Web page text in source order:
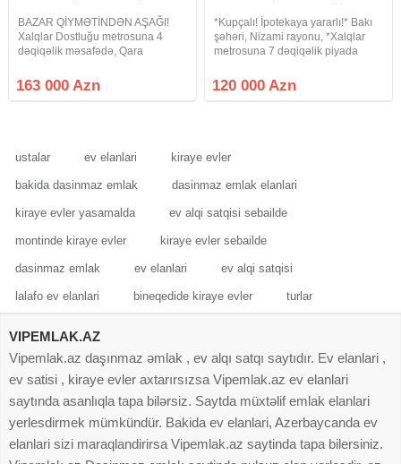
BAZAR QİYMƏTİNDƏN AŞAĞI!
Xalqlar Dostluğu metrosuna 4
dəqiqəlik məsafədə, Qara
Kainat ticarət mərkəzlərinin
yaxınlığında 9 mərtəbəli leninqrad
163 000 Azn
*Kupçalı! İpotekaya yararlı!* Bakı
şəhəri, Nizami rayonu, *Xalqlar
metrosuna 7 dəqiqəlik piyada
binanın 1-ci mərtəbəsində *ümumi
sahəsi 40 kv/m olan 2 otaqlı
120 000 Azn
ustalar ev elanlari kiraye evler
bakida dasinmaz emlak dasinmaz emlak elanlari
kiraye evler yasamalda ev alqi satqisi sebailde
montinde kiraye evler kiraye evler sebailde
dasinmaz emlak ev elanlari ev alqi satqisi
lalafo ev elanlari bineqedide kiraye evler turlar
VIPEMLAK.AZ
Vipemlak.az daşınmaz əmlak , ev alqı satqı saytıdır. Ev elanlari ,
ev satisi , kiraye evler axtarırsızsa Vipemlak.az ev elanlari
saytında asanlıqla tapa bilərsiz. Saytda müxtəlif emlak elanlari
yerlesdirmek mümkündür. Bakida ev elanlari, Azerbaycanda ev
elanlari sizi maraqlandirirsa Vipemlak.az saytinda tapa bilersiniz.